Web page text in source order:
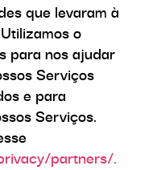
que levaram à
o
para nos ajudar
Serviços
e para
Serviços.
partners/.